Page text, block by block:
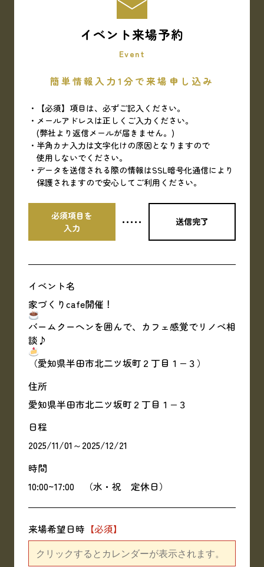
イベント来場予約
Event
簡単情報入力1分で来場申し込み
【必須】項目は、必ずご記入ください。
メールアドレスは正しくご入力ください。
(弊社より返信メールが届きません。)
半角カナ入力は文字化けの原因となりますので
使用しないでください。
データを送信される際の情報はSSL暗号化通信により
保護されますので安心してご利用ください。
必須項目を
入力
・・・・・ 送信完了
イベント名
家づくりcafe開催！
バームクーヘンを囲んで、カフェ感覚でリノベ相
談♪
（愛知県半田市北二ツ坂町２丁目１−３）
住所
愛知県半田市北二ツ坂町２丁目１−３
日程
2025/11/01～2025/12/21
時間
10:00~17:00 （水・祝 定休日）
来場希望日時